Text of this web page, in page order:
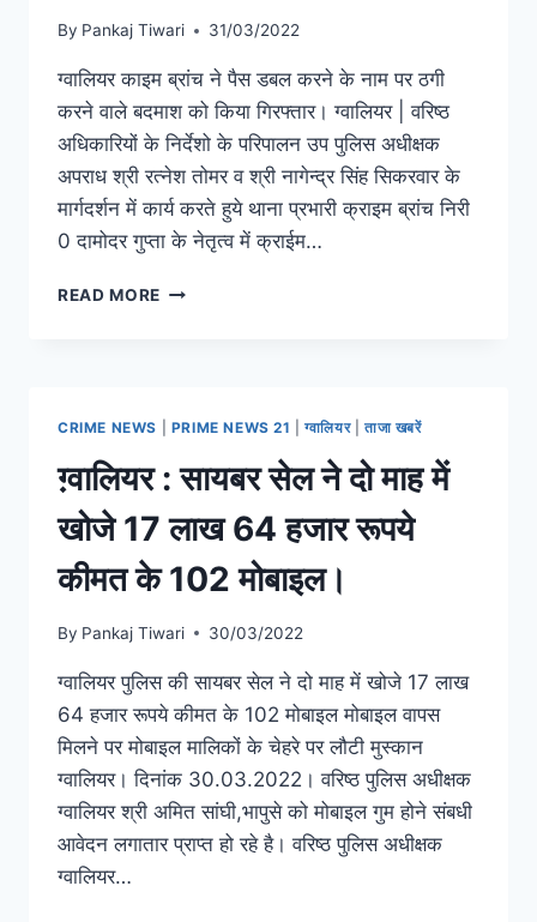
By Pankaj Tiwari 31/03/2022
ग्वालियर काइम ब्रांच ने पैस डबल करने के नाम पर ठगी
करने वाले बदमाश को किया गिरफ्तार। ग्वालियर | वरिष्ठ
अधिकारियों के निर्देशो के परिपालन उप पुलिस अधीक्षक
अपराध श्री रत्नेश तोमर व श्री नागेन्द्र सिंह सिकरवार के
मार्गदर्शन में कार्य करते हुये थाना प्रभारी क्राइम ब्रांच निरी
0 दामोदर गुप्ता के नेतृत्व में क्राईम…
READ MORE
CRIME NEWS PRIME NEWS 21 |ग्वालियर|ताजा खबरें
ग़्वालियर : सायबर सेल ने दो माह में
खोजे 17 लाख 64 हजार रूपये
कीमत के 102 मोबाइल।
By Pankaj Tiwari 30/03/2022
ग्वालियर पुलिस की सायबर सेल ने दो माह में खोजे 17 लाख
64 हजार रूपये कीमत के 102 मोबाइल मोबाइल वापस
मिलने पर मोबाइल मालिकों के चेहरे पर लौटी मुस्कान
ग्वालियर। दिनांक 30.03.2022। वरिष्ठ पुलिस अधीक्षक
ग्वालियर श्री अमित सांघी,भापुसे को मोबाइल गुम होने संबधी
आवेदन लगातार प्राप्त हो रहे है। वरिष्ठ पुलिस अधीक्षक
ग्वालियर…